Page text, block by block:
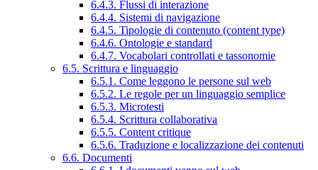
6.4.3. Flussi di interazione
6.4.4. Sistemi di navigazione
6.4.5. Tipologie di contenuto (content type)
6.4.6. Ontologie e standard
6.4.7. Vocabolari controllati e tassonomie
6.5. Scrittura e linguaggio
6.5.1. Come leggono le persone sul web
6.5.2. Le regole per un linguaggio semplice
6.5.3. Microtesti
6.5.4. Scrittura collaborativa
6.5.5. Content critique
6.5.6. Traduzione e localizzazione dei contenuti
6.6. Documenti